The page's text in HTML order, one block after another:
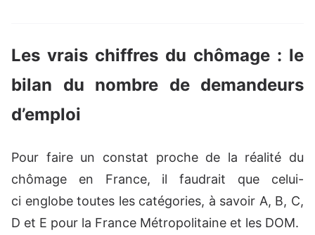
Les vrais chiffres du chômage : le
bilan du nombre de demandeurs
d’emploi
Pour faire un constat proche de la réalité du
chômage en France, il faudrait que celui-
ci englobe toutes les catégories, à savoir A, B, C,
D et E pour la France Métropolitaine et les DOM.